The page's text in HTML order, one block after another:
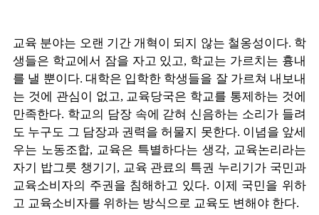
교육 분야는 오랜 기간 개혁이 되지 않는 철옹성이다. 학
생들은 학교에서 잠을 자고 있고, 학교는 가르치는 흉내
를 낼 뿐이다. 대학은 입학한 학생들을 잘 가르쳐 내보내
는 것에 관심이 없고, 교육당국은 학교를 통제하는 것에
만족한다. 학교의 담장 속에 갇혀 신음하는 소리가 들려
도 누구도 그 담장과 권력을 허물지 못한다. 이념을 앞세
우는 노동조합, 교육은 특별하다는 생각, 교육논리라는
자기 밥그릇 챙기기, 교육 관료의 특권 누리기가 국민과
교육소비자의 주권을 침해하고 있다. 이제 국민을 위하
고 교육소비자를 위하는 방식으로 교육도 변해야 한다.